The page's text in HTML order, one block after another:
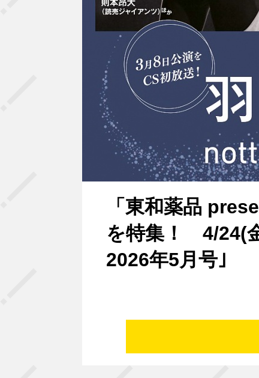
「東和薬品
を特集！ 4/24(
2026年5月号｣